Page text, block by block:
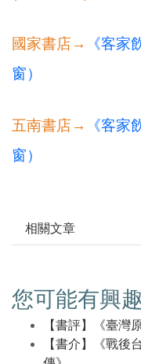
國家書店→
《客家
窗）
五南書店→
《客
窗）
相關文章
您可能有興
【書評】《臺灣
【書介】《戰後